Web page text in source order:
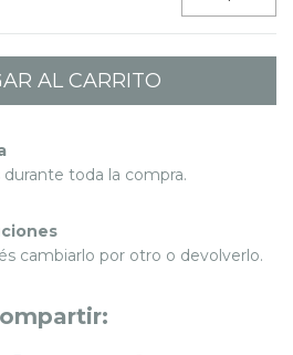
toda la compra.
cambiarlo por otro o devolverlo.